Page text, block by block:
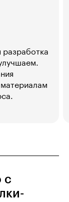
с